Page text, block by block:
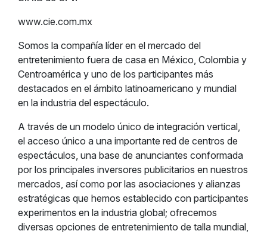
www.cie.com.mx
Somos la compañía líder en el mercado del
entretenimiento fuera de casa en México, Colombia y
Centroamérica y uno de los participantes más
destacados en el ámbito latinoamericano y mundial
en la industria del espectáculo.
A través de un modelo único de integración vertical,
el acceso único a una importante red de centros de
espectáculos, una base de anunciantes conformada
por los principales inversores publicitarios en nuestros
mercados, así como por las asociaciones y alianzas
estratégicas que hemos establecido con participantes
experimentos en la industria global; ofrecemos
diversas opciones de entretenimiento de talla mundial,